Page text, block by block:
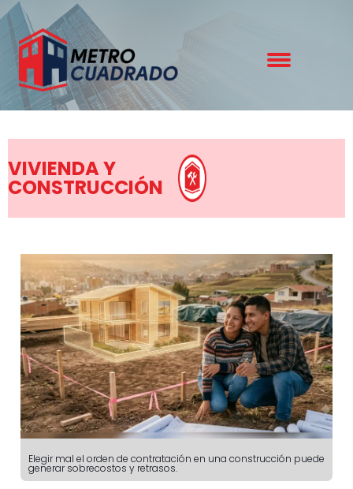
VIVIENDA Y
CONSTRUCCIÓN
Elegir mal el orden de contratación en una construcción puede
generar sobrecostos y retrasos.